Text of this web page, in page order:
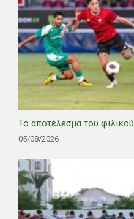
Το αποτέλεσμα του φιλικού
05/08/2026